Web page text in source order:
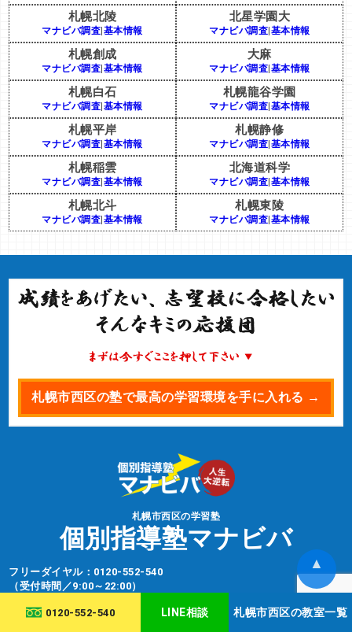
0120-552-540 LINE相談 札幌市西区の教室一覧
札幌北陵
マナビバ調査 基本情報
北星学園大
マナビバ調査 基本情報
札幌創成
マナビバ調査 基本情報
大麻
マナビバ調査 基本情報
札幌白石
マナビバ調査 基本情報
札幌龍谷学園
マナビバ調査 基本情報
札幌平岸
マナビバ調査 基本情報
札幌静修
マナビバ調査 基本情報
札幌稲雲
マナビバ調査 基本情報
北海道科学
マナビバ調査 基本情報
札幌北斗
マナビバ調査 基本情報
札幌東陵
マナビバ調査 基本情報
札幌市西区の塾で最高の学習環境を手に入れる →
札幌市西区の学習塾
個別指導塾マナビバ
フリーダイヤル： 0120-552-540
（受付時間／9:00～22:00）
■ 札幌市西区 発寒校
▲